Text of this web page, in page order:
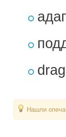
Нашли